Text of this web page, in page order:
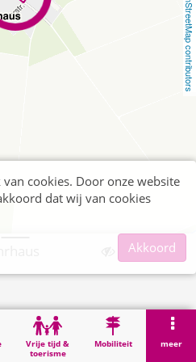
OpenStreetMap contributors
Vrije tijd &
toerisme
Mobiliteit meer
cookies. Door onze website
dat wij van cookies
Akkoord